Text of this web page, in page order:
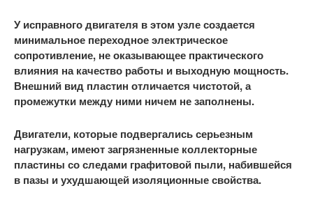
У исправного двигателя в этом узле создается
минимальное переходное электрическое
сопротивление, не оказывающее практического
влияния на качество работы и выходную мощность.
Внешний вид пластин отличается чистотой, а
промежутки между ними ничем не заполнены.
Двигатели, которые подвергались серьезным
нагрузкам, имеют загрязненные коллекторные
пластины со следами графитовой пыли, набившейся
в пазы и ухудшающей изоляционные свойства.